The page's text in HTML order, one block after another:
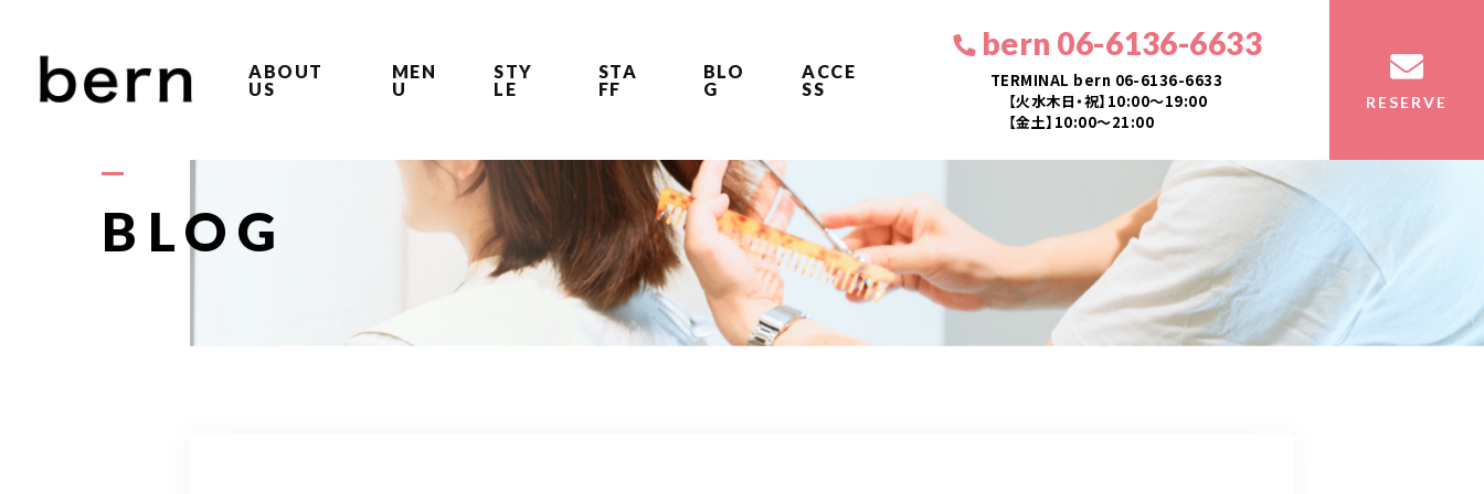
ABOUT
US
MEN
U
STY
LE
STA
FF
BLO
G
ACCE
SS
bern 06-6136-6633
TERMINAL bern 06-6136-6633
【火水木日・祝】10:00～19:00
【金土】10:00〜21:00
RESERVE
BLOG